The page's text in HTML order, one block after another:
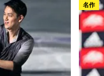
名作